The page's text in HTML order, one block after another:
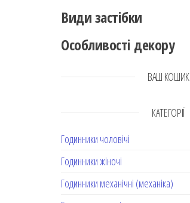
Види застібки
Особливості декору
ВАШ КОШИК
КАТЕГОРІЇ
Годинники чоловічі
Годинники жіночі
Годинники механічні (механіка)